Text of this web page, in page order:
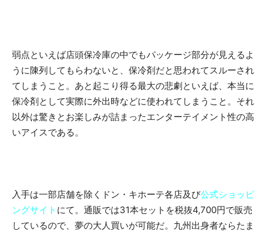
弱点といえば店頭保冷庫の中でもパッケージ部分が見えるよ
うに陳列してもらわないと、保冷剤だと思われてスルーされ
てしまうこと。あと起こり得る最大の悲劇といえば、本当に
保冷剤として実際に外出時などに使われてしまうこと。それ
以外は驚きとお楽しみが詰まったエンターテイメント性の高
いアイスである。
入手は一部店舗を除くドン・キホーテ各店及び公式ショッピ
ングサイト にて。通販では31本セットを税抜4,700円で販売
しているので、夢の大人買いが可能だ。九州出身者ならたま